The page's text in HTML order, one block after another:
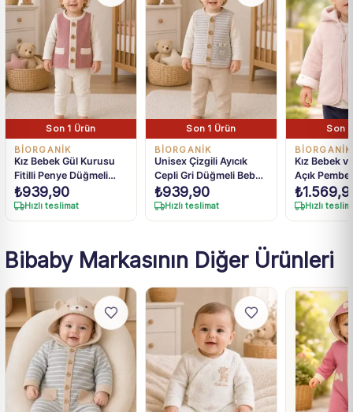
Son 1 Ürün
BIORGANIK
Kız Bebek Gül Kurusu
Fitilli Penye Düğmeli
Yelek 6-36 Ay
₺939,90
Hızlı teslimat
Son 1 Ürün
BIORGANIK
Unisex Çizgili Ayıcık
Cepli Gri Düğmeli Bebek
Yelek 6-36 Ay
₺939,90
Hızlı teslimat
Son
BIORGANIK
Kız Bebek
Açık
Cepli
Mont 6 Ay-
₺
Hızlı
Bibaby Markasının Diğer Ürünleri